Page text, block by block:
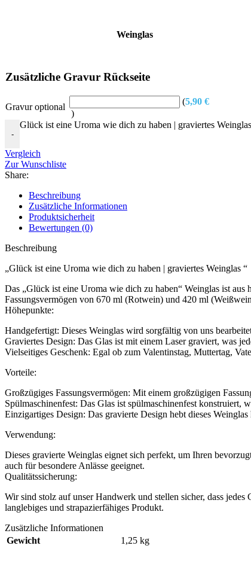
Weinglas
Zusätzliche Gravur Rückseite
Gravur optional
(5,90 €
)
-
Glück ist eine Uroma wie dich zu haben | graviertes
Vergleich
Zur Wunschliste
Share:
Beschreibung
Zusätzliche Informationen
Produktsicherheit
Bewertungen (0)
Beschreibung
„Glück ist eine Uroma wie dich zu haben | graviertes Weinglas “
Das „Glück ist eine Uroma wie dich zu haben“ Weinglas ist
Fassungsvermögen von 670 ml (Rotwein) und 420 ml
Höhepunkte:
Handgefertigt: Dieses Weinglas wird sorgfältig von uns
Graviertes Design: Das Glas ist mit einem Laser graviert, was
Vielseitiges Geschenk: Egal ob zum Valentinstag, Muttertag,
Vorteile:
Großzügiges Fassungsvermögen: Mit einem großzügigen
Spülmaschinenfest: Das Glas ist spülmaschinenfest konstruiert,
Einzigartiges Design: Das gravierte Design hebt dieses
Verwendung:
Dieses gravierte Weinglas eignet sich perfekt, um Ihren
auch für besondere Anlässe geeignet.
Qualitätssicherung:
Wir sind stolz auf unser Handwerk und stellen sicher, dass
langlebiges und strapazierfähiges Produkt.
Zusätzliche Informationen
Gewicht
1,25 kg